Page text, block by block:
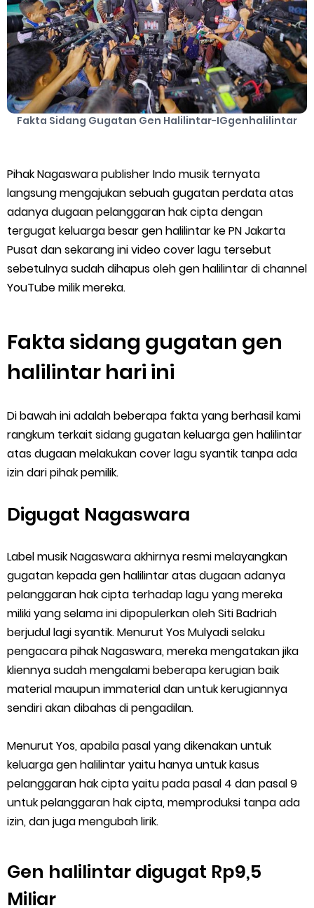
DNS Server Gojek Driver Terbaru 2026: Panduan Lengkap DNS
Server Gojek Terbaru dan IP Server GoPartner Gojek
Friday, 7 August
Fakta Sidang Gugatan Gen Halilintar-IGgenhalilintar
Pihak Nagaswara publisher Indo musik ternyata
langsung mengajukan sebuah gugatan perdata atas
adanya dugaan pelanggaran hak cipta dengan
tergugat keluarga besar gen halilintar ke PN Jakarta
Pusat dan sekarang ini video cover lagu tersebut
sebetulnya sudah dihapus oleh gen halilintar di channel
YouTube milik mereka.
Fakta sidang gugatan gen
halilintar hari ini
Di bawah ini adalah beberapa fakta yang berhasil kami
rangkum terkait sidang gugatan keluarga gen halilintar
atas dugaan melakukan cover lagu syantik tanpa ada
izin dari pihak pemilik.
Digugat Nagaswara
Label musik Nagaswara akhirnya resmi melayangkan
gugatan kepada gen halilintar atas dugaan adanya
pelanggaran hak cipta terhadap lagu yang mereka
miliki yang selama ini dipopulerkan oleh Siti Badriah
berjudul lagi syantik. Menurut Yos Mulyadi selaku
pengacara pihak Nagaswara, mereka mengatakan jika
kliennya sudah mengalami beberapa kerugian baik
material maupun immaterial dan untuk kerugiannya
sendiri akan dibahas di pengadilan.
Menurut Yos, apabila pasal yang dikenakan untuk
keluarga gen halilintar yaitu hanya untuk kasus
pelanggaran hak cipta yaitu pada pasal 4 dan pasal 9
untuk pelanggaran hak cipta, memproduksi tanpa ada
izin, dan juga mengubah lirik.
Gen halilintar digugat Rp9,5
Miliar